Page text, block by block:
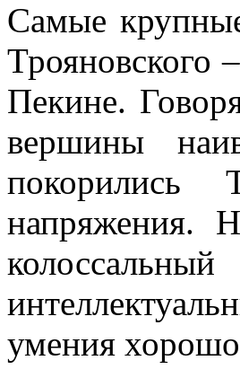
Самые
Трояновского
Пекине.
вершины
покорились
напряжения.
умения хорошо